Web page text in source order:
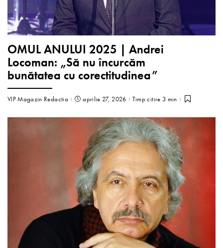
OMUL ANULUI 2025 | Andrei
Locoman: „Să nu încurcăm
bunătatea cu corectitudinea”
VIP Magazin Redactia aprilie 27, 2026 Timp citire 3 min